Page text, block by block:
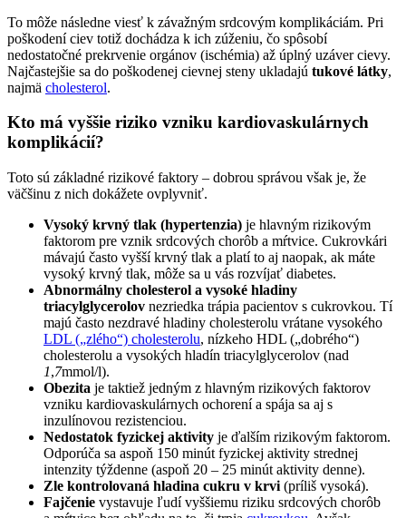
To môže následne viesť k závažným srdcovým komplikáciám. Pri
poškodení ciev totiž dochádza k ich zúženiu, čo spôsobí
nedostatočné prekrvenie orgánov (ischémia) až úplný uzáver cievy.
Najčastejšie sa do poškodenej cievnej steny ukladajú tukové látky,
najmä cholesterol.
Kto má vyššie riziko vzniku kardiovaskulárnych
komplikácií?
Toto sú základné rizikové faktory – dobrou správou však je, že
väčšinu z nich dokážete ovplyvniť.
Vysoký krvný tlak (hypertenzia) je hlavným rizikovým
faktorom pre vznik srdcových chorôb a mŕtvice. Cukrovkári
mávajú často vyšší krvný tlak a platí to aj naopak, ak máte
vysoký krvný tlak, môže sa u vás rozvíjať diabetes.
Abnormálny cholesterol a vysoké hladiny
triacylglycerolov nezriedka trápia pacientov s cukrovkou. Tí
majú často nezdravé hladiny cholesterolu vrátane vysokého
LDL („zlého“) cholesterolu, nízkeho HDL („dobrého“)
cholesterolu a vysokých hladín triacylglycerolov (nad
1,7mmol/l).
Obezita je taktiež jedným z hlavným rizikových faktorov
vzniku kardiovaskulárnych ochorení a spája sa aj s
inzulínovou rezistenciou.
Nedostatok fyzickej aktivity je ďalším rizikovým faktorom.
Odporúča sa aspoň 150 minút fyzickej aktivity strednej
intenzity týždenne (aspoň 20 – 25 minút aktivity denne).
Zle kontrolovaná hladina cukru v krvi (príliš vysoká).
Fajčenie vystavuje ľudí vyššiemu riziku srdcových chorôb